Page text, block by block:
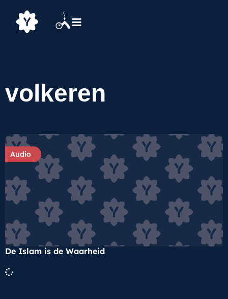
volkeren
Audio
De Islam is de Waarheid